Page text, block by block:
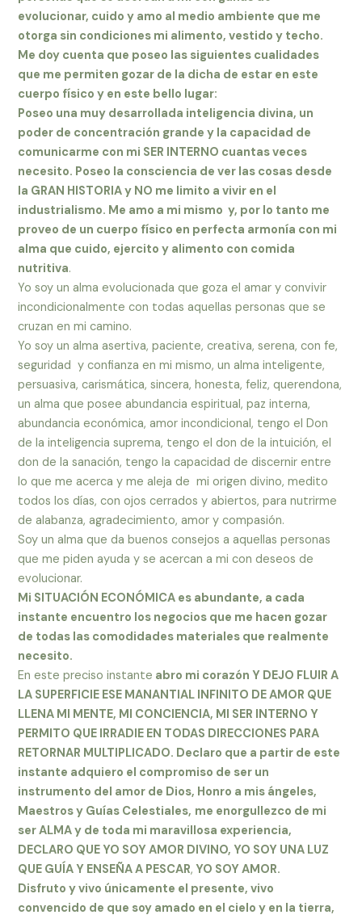
evolucionar, cuido y amo al medio ambiente que me
otorga sin condiciones mi alimento, vestido y techo.
Me doy cuenta que poseo las siguientes cualidades
que me permiten gozar de la dicha de estar en este
cuerpo físico y en este bello lugar:
Poseo una muy desarrollada inteligencia divina, un
poder de concentración grande y la capacidad de
comunicarme con mi SER INTERNO cuantas veces
necesito. Poseo la consciencia de ver las cosas desde
la GRAN HISTORIA y NO me limito a vivir en el
industrialismo. Me amo a mi mismo y, por lo tanto me
proveo de un cuerpo físico en perfecta armonía con mi
alma que cuido, ejercito y alimento con comida
nutritiva.
Yo soy un alma evolucionada que goza el amar y convivir
incondicionalmente con todas aquellas personas que se
cruzan en mi camino.
Yo soy un alma asertiva, paciente, creativa, serena, con fe,
seguridad y confianza en mi mismo, un alma inteligente,
persuasiva, carismática, sincera, honesta, feliz, querendona,
un alma que posee abundancia espiritual, paz interna,
abundancia económica, amor incondicional, tengo el Don
de la inteligencia suprema, tengo el don de la intuición, el
don de la sanación, tengo la capacidad de discernir entre
lo que me acerca y me aleja de mi origen divino, medito
todos los días, con ojos cerrados y abiertos, para nutrirme
de alabanza, agradecimiento, amor y compasión.
Soy un alma que da buenos consejos a aquellas personas
que me piden ayuda y se acercan a mi con deseos de
evolucionar.
Mi SITUACIÓN ECONÓMICA es abundante, a cada
instante encuentro los negocios que me hacen gozar
de todas las comodidades materiales que realmente
necesito.
En este preciso instante abro mi corazón Y DEJO FLUIR A
LA SUPERFICIE ESE MANANTIAL INFINITO DE AMOR QUE
LLENA MI MENTE, MI CONCIENCIA, MI SER INTERNO Y
PERMITO QUE IRRADIE EN TODAS DIRECCIONES PARA
RETORNAR MULTIPLICADO. Declaro que a partir de este
instante adquiero el compromiso de ser un
instrumento del amor de Dios, Honro a mis ángeles,
Maestros y Guías Celestiales, me enorgullezco de mi
ser ALMA y de toda mi maravillosa experiencia,
DECLARO QUE YO SOY AMOR DIVINO, YO SOY UNA LUZ
QUE GUÍA Y ENSEÑA A PESCAR, YO SOY AMOR.
Disfruto y vivo únicamente el presente, vivo
convencido de que soy amado en el cielo y en la tierra,